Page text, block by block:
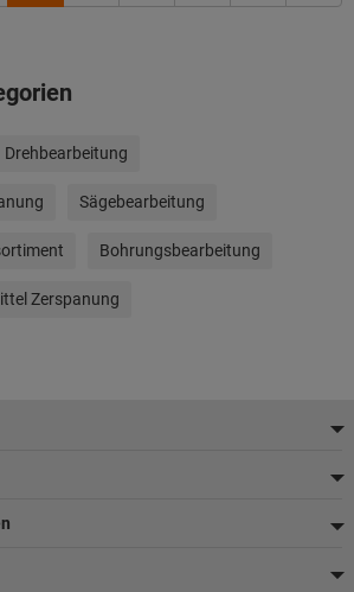
Drehbearbeitung
Sägebearbeitung
Bohrungsbearbeitung
Zerspanung